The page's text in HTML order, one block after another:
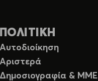
ΠΟΛΙΤΙΚΗ
Αυτοδιοίκηση
Αριστερά
Δημοσιογραφία & ΜΜΕ